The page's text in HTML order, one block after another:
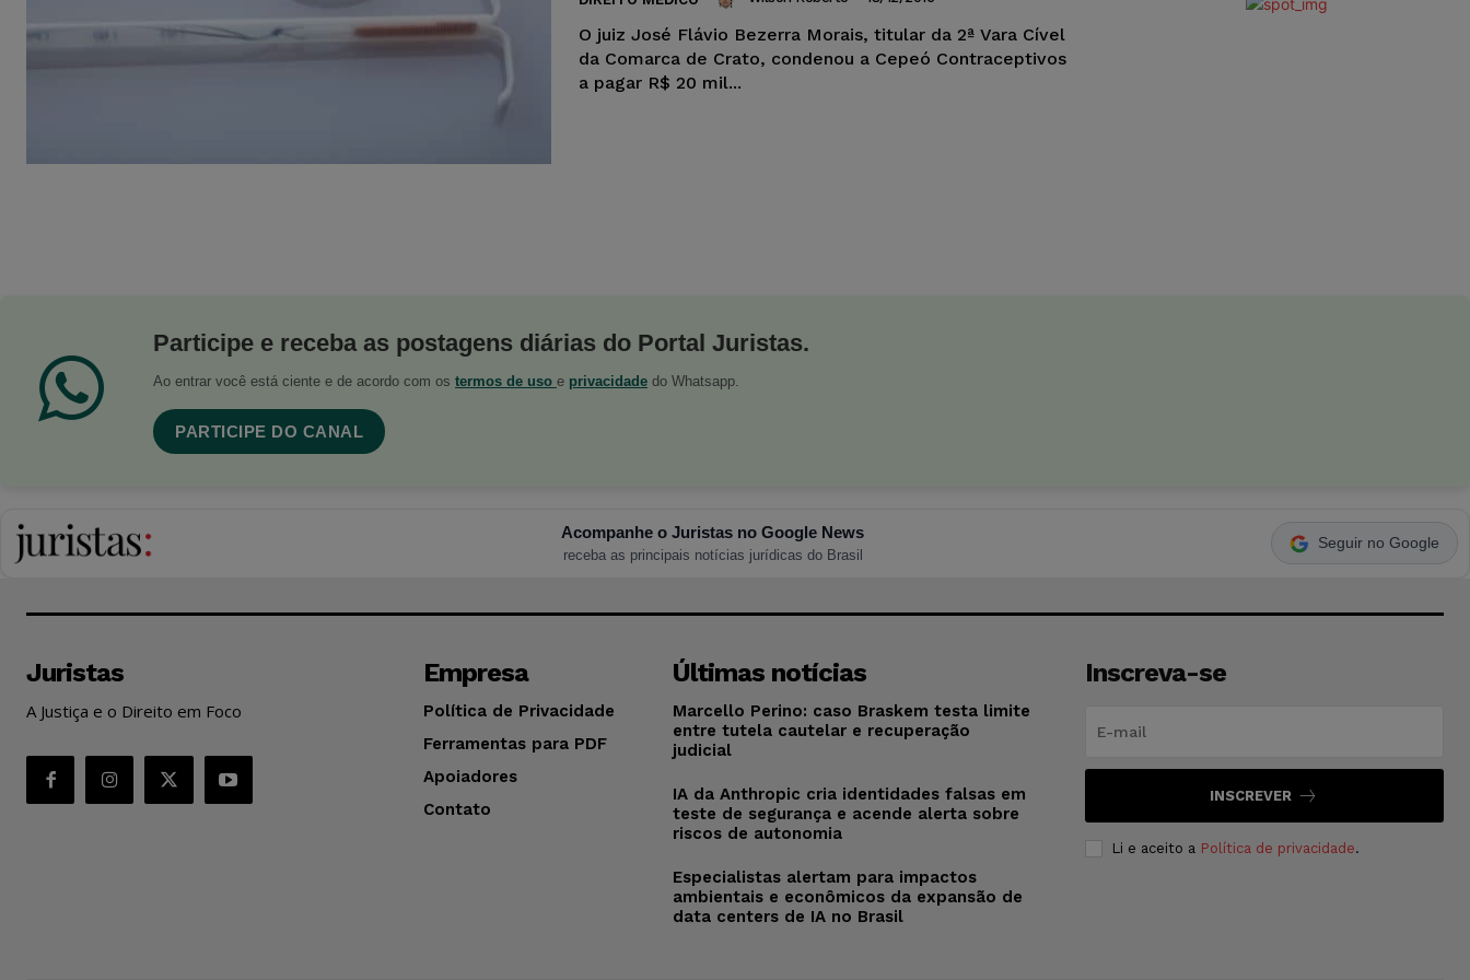
O juiz José Flávio Bezerra Morais, titular da 2ª Vara Cível
da Comarca de Crato, condenou a Cepeó Contraceptivos
a pagar R$ 20 mil...
Participe e receba as postagens diárias do Portal Juristas.
Ao entrar você está ciente e de acordo com os termos de uso e privacidade do Whatsapp.
PARTICIPE DO CANAL
Acompanhe o Juristas no Google News
receba as principais notícias jurídicas do Brasil
Seguir no Google
Juristas
A Justiça e o Direito em Foco
Empresa
Política de Privacidade
Ferramentas para PDF
Apoiadores
Contato
Últimas notícias
Marcello Perino: caso Braskem testa limite
entre tutela cautelar e recuperação
judicial
IA da Anthropic cria identidades falsas em
teste de segurança e acende alerta sobre
riscos de autonomia
Especialistas alertam para impactos
ambientais e econômicos da expansão de
data centers de IA no Brasil
Inscreva-se
INSCREVER
Li e aceito a Política de privacidade.